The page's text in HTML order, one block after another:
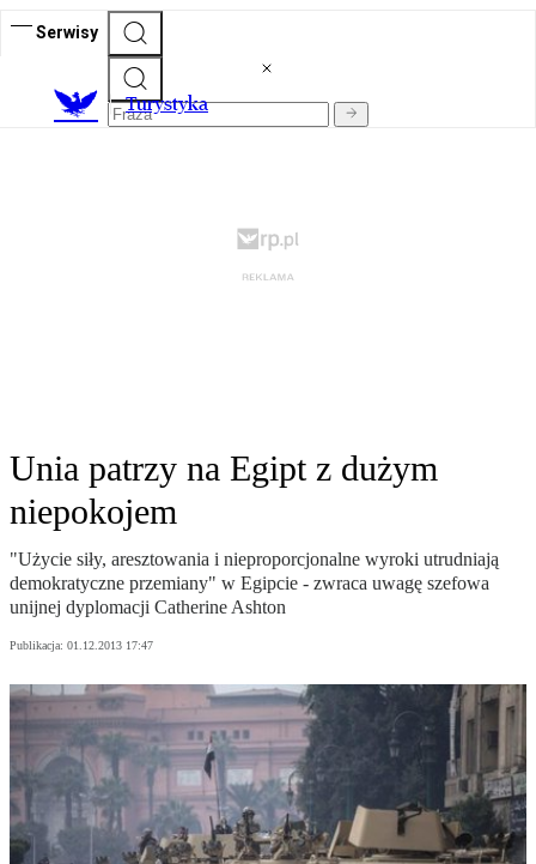
Serwisy
Turystyka
Unia patrzy na Egipt z dużym
niepokojem
"Użycie siły, aresztowania i nieproporcjonalne wyroki utrudniają
demokratyczne przemiany" w Egipcie - zwraca uwagę szefowa
unijnej dyplomacji Catherine Ashton
Publikacja: 01.12.2013 17:47